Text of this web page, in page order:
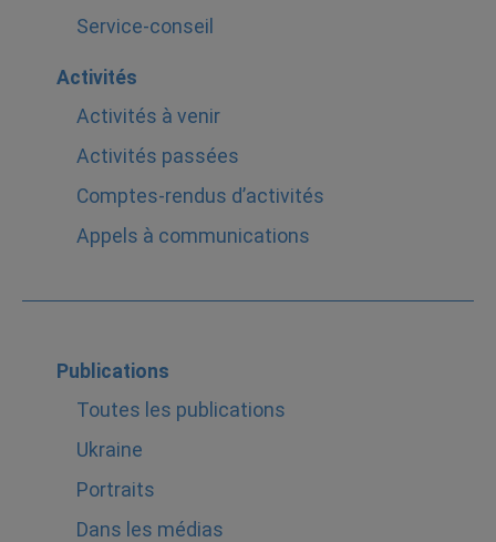
Service-conseil
Activités
Activités à venir
Activités passées
Comptes-rendus d’activités
Appels à communications
Publications
Toutes les publications
Ukraine
Portraits
Dans les médias